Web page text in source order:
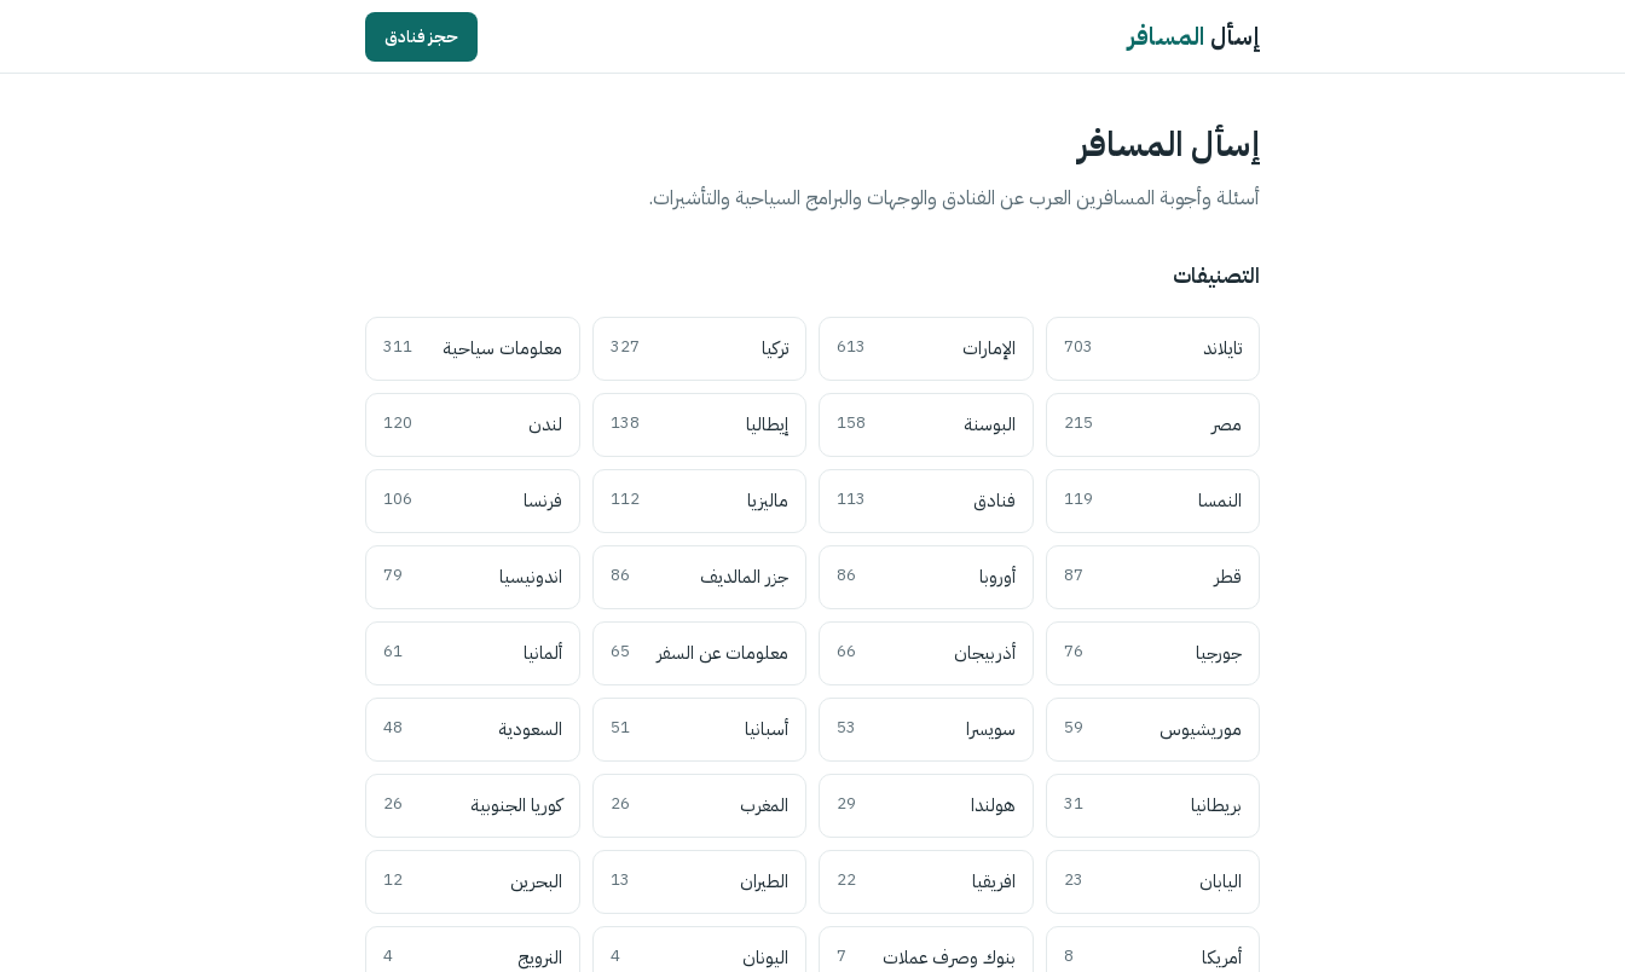
إسأل المسافر حجز فنادق
إسأل المسافر
أسئلة وأجوبة المسافرين العرب عن الفنادق والوجهات والبرامج السياحية والتأشيرات.
التصنيفات
تايلاند 703 الإمارات 613 تركيا 327 معلومات سياحية 311
مصر 215 البوسنة 158 إيطاليا 138 لندن 120
النمسا 119 فنادق 113 ماليزيا 112 فرنسا 106
قطر 87 أوروبا 86 جزر المالديف 86 اندونيسيا 79
جورجيا 76 أذربيجان 66 معلومات عن السفر 65 ألمانيا 61
موريشيوس 59 سويسرا 53 أسبانيا 51 السعودية 48
بريطانيا 31 هولندا 29 المغرب 26 كوريا الجنوبية 26
اليابان 23 افريقيا 22 الطيران 13 البحرين 12
أمريكا 8 بنوك وصرف عملات 7 اليونان 4 النرويج 4